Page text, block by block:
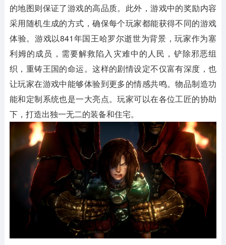
的地图则保证了游戏的高品质。此外，游戏中的奖励内容
采用随机生成的方式，确保每个玩家都能获得不同的游戏
体验。游戏以841年国王哈罗尔逝世为背景，玩家作为塞
利姆的成员，需要解救陷入灾难中的人民，铲除邪恶组
织，重铸王国的命运。这样的剧情设定不仅富有深度，也
让玩家在游戏中能够体验到更多的情感共鸣。物品制造功
能和定制系统也是一大亮点。玩家可以在各位工匠的协助
下，打造出独一无二的装备和住宅。